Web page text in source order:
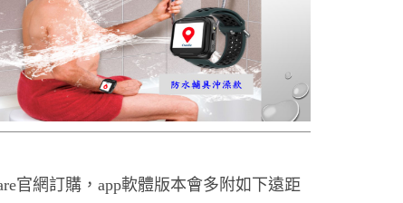
官網訂購，app軟體版本會多附如下遠距